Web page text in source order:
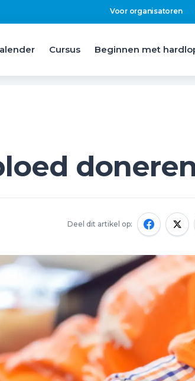
Voor organisatoren
Cursus Beginnen met
Deel dit artikel op: